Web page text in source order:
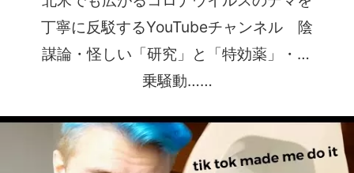
丁寧に反駁するYouTubeチャンネル 陰
謀論・怪しい「研究」と「特効薬」・便
乗騒動……